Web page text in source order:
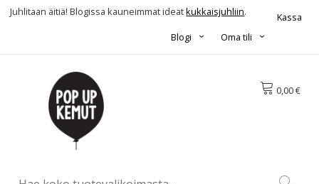
Juhlitaan äitiä! Blogissa kauneimmat ideatkukkaisjuhliin.
Kassa
Oma tili
Blogi
0,00 €